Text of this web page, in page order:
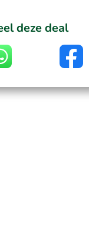
deze deal